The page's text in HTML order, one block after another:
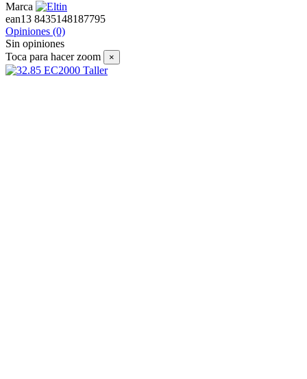
Marca
ean13 8435148187795
Opiniones (0)
Sin opiniones
Toca para hacer zoom
×